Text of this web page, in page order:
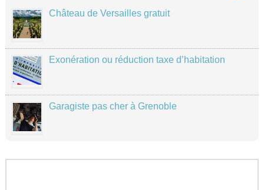
Château de Versailles gratuit
Exonération ou réduction taxe d’habitation
Garagiste pas cher à Grenoble